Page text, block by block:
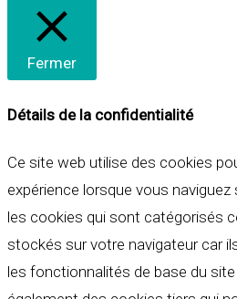
Fermer
Détails de la confidentialité
Ce site web utilise des cookies
expérience lorsque vous naviguez
les cookies qui sont catégorisés
stockés sur votre navigateur car
les fonctionnalités de base du